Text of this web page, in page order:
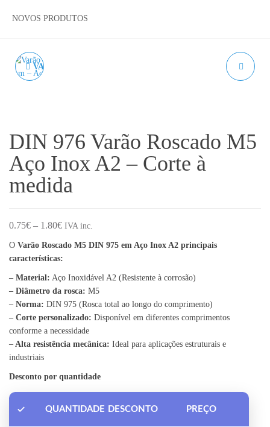
NOVOS PRODUTOS
VARÃO REDONDO LISO
DIN 976 Varão Roscado M5
Aço Inox A2 – Corte à
medida
0.75€ – 1.80€Price range: 0.75€ through 1.80€
IVA inc.
O Varão Roscado M5 DIN 975 em Aço Inox A2 principais
características:
– Material: Aço Inoxidável A2 (Resistente à corrosão)
– Diâmetro da rosca: M5
– Norma: DIN 975 (Rosca total ao longo do comprimento)
– Corte personalizado: Disponível em diferentes comprimentos
conforme a necessidade
– Alta resistência mecânica: Ideal para aplicações estruturais e
industriais
Desconto por quantidade
QUANTIDADE DESCONTO PREÇO